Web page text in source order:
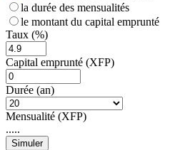
la durée des mensualités
le montant du capital emprunté
Taux (%)
Capital emprunté (XFP)
Durée (an)
Mensualité (XFP)
.....
Simuler